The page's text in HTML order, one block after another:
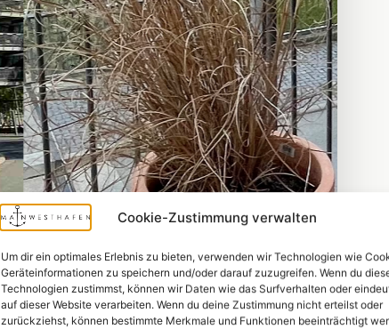
Cookie-Zustimmung verwalten
Um dir ein optimales Erlebnis zu bieten, verwenden wir Technologien wie
Geräteinformationen zu speichern und/oder darauf zuzugreifen. Wenn du
Technologien zustimmst, können wir Daten wie das Surfverhalten oder
auf dieser Website verarbeiten. Wenn du deine Zustimmung nicht erteilst oder
zurückziehst, können bestimmte Merkmale und Funktionen beeinträchtigt